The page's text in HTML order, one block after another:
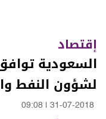
إقتصاد
السعودية
لشؤون النفط
31-07-2018
09:08